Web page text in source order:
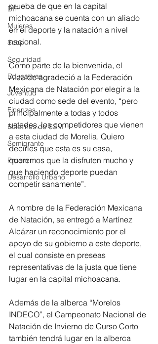
DIF
Mujeres
Scop
Seguridad
Educativas
Juventud
Finanzas
Boletines de SSM
Semigrante
Proam
Desarrollo Urbano
prueba de que en la capital
michoacana se cuenta con un aliado
en el deporte y la natación a nivel
nacional.
Como parte de la bienvenida, el
Alcalde agradeció a la Federación
Mexicana de Natación por elegir a la
ciudad como sede del evento, “pero
principalmente a todas y todos
ustedes, los competidores que vienen
a esta ciudad de Morelia. Quiero
decirles que esta es su casa,
queremos que la disfruten mucho y
que haciendo deporte puedan
competir sanamente”.
A nombre de la Federación Mexicana
de Natación, se entregó a Martínez
Alcázar un reconocimiento por el
apoyo de su gobierno a este deporte,
el cual consiste en preseas
representativas de la justa que tiene
lugar en la capital michoacana.
Además de la alberca “Morelos
INDECO”, el Campeonato Nacional de
Natación de Invierno de Curso Corto
también tendrá lugar en la alberca